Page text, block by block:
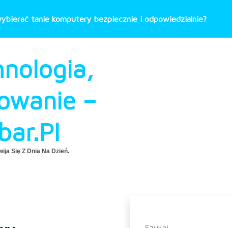
tanie komputery bezpiecznie i odpowiedzialnie?
–
Się Z Dnia Na Dzień.